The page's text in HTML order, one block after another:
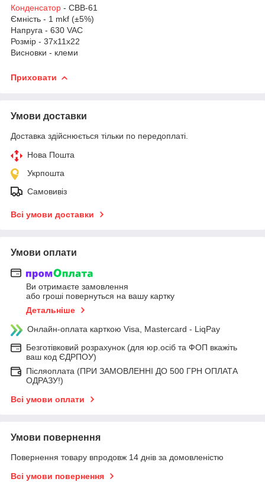
Конденсатор - CBB-61
Ємність - 1 mkf (±5%)
Напруга - 630 VAC
Розмір - 37x11x22
Висновки - клеми
Приховати
Умови доставки
Доставка здійснюється тільки по передоплаті.
Нова Пошта
Укрпошта
Самовивіз
Всі умови доставки
Умови оплати
Ви отримаєте замовлення
або гроші повернуться на вашу картку
Детальніше
Онлайн-оплата карткою Visa, Mastercard - LiqPay
Безготівковий розрахунок (для юр.осіб та ФОП вкажіть
ваш код ЄДРПОУ)
Післяоплата (ПРИ ЗАМОВЛЕННІ ДО 500 ГРН ОПЛАТА
ОДРАЗУ!)
Всі умови оплати
Умови повернення
Повернення товару впродовж 14 днів за домовленістю
Всі умови повернення